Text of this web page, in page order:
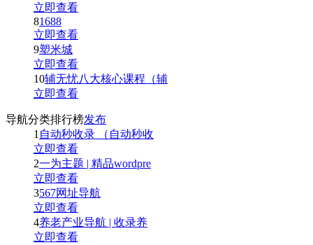
立即查看
81688
立即查看
9塑米城
立即查看
10辅无忧八大核心课程（辅
立即查看
导航分类排行榜发布
1 自动秒收录 （自动秒收
立即查看
2一为主题 | 精品wordpre
立即查看
3567网址导航
立即查看
4养老产业导航 | 收录养
立即查看